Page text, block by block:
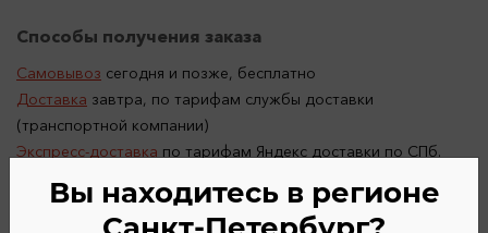
Способы получения заказа
Самовывоз сегодня и позже, бесплатно
Доставка завтра, по тарифам службы доставки
(транспортной компании)
Экспресс-доставка по тарифам Яндекс доставки по СПб.
Вы находитесь в регионе